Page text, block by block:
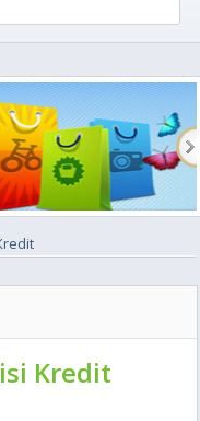
Kredit